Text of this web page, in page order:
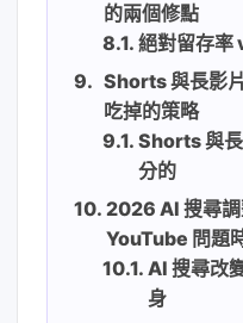
的兩個修點
絕對留存率
Shorts 與長影
吃掉的策略
Shorts 與
分的
2026 AI 搜尋調
YouTube 問題
AI 搜尋改
身